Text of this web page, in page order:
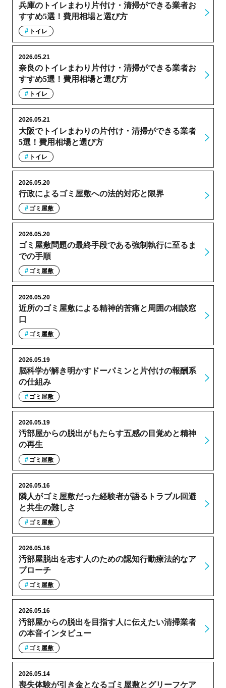
兵庫のトイレまわり片付け・清掃ができる業者お
すすめ5選！費用相場と選び方
トイレ
奈良のトイレまわり片付け・清掃ができる業者お
すすめ5選！費用相場と選び方
2026.05.21
トイレ
大阪でトイレまわりの片付け・清掃ができる業者
5選！費用相場と選び方
2026.05.21
トイレ
行政によるゴミ屋敷への法的対応と限界
2026.05.20
ゴミ屋敷
ゴミ屋敷問題の最終手段である強制執行に至るま
での手順
2026.05.20
ゴミ屋敷
近所のゴミ屋敷による精神的苦痛と周囲の相談窓
口
2026.05.20
ゴミ屋敷
脳科学が解き明かすドーパミンと片付けの報酬系
の仕組み
2026.05.19
ゴミ屋敷
汚部屋からの脱出がもたらす五感の目覚めと精神
の再生
2026.05.19
ゴミ屋敷
隣人がゴミ屋敷だった経験者が語るトラブル回避
と共生の難しさ
2026.05.16
ゴミ屋敷
汚部屋脱出を志す人のための認知行動療法的なア
プローチ
2026.05.16
ゴミ屋敷
汚部屋からの脱出を目指す人に伝えたい清掃業者
の本音インタビュー
2026.05.16
ゴミ屋敷
喪失体験が引き金となるゴミ屋敷とグリーフケア
2026.05.14